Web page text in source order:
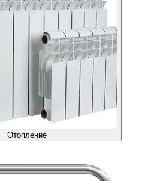
Отопление